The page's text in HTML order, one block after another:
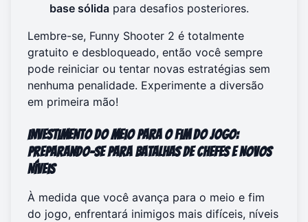
base sólida para desafios posteriores.
Lembre-se, Funny Shooter 2 é totalmente
gratuito e desbloqueado, então você sempre
pode reiniciar ou tentar novas estratégias sem
nenhuma penalidade. Experimente a diversão
em primeira mão!
Investimento do Meio para o Fim do Jogo:
Preparando-se para Batalhas de Chefes e Novos
Níveis
À medida que você avança para o meio e fim
do jogo, enfrentará inimigos mais difíceis, níveis